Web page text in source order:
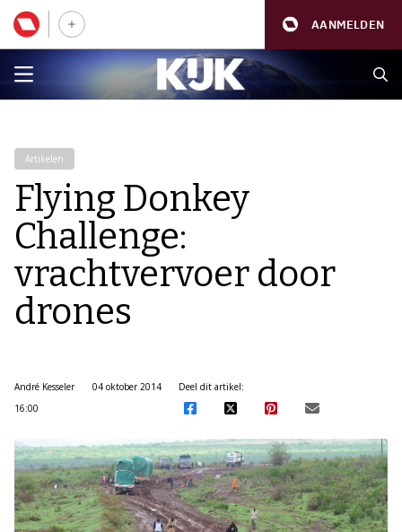
AANMELDEN
Artikelen
Flying Donkey
Challenge:
vrachtvervoer door
drones
André Kesseler
04 oktober 2014
16:00
Deel dit artikel: